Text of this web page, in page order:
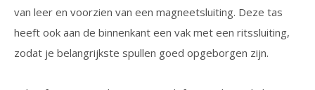
van leer en voorzien van een magneetsluiting. Deze tas
heeft ook aan de binnenkant een vak met een ritssluiting,
zodat je belangrijkste spullen goed opgeborgen zijn.